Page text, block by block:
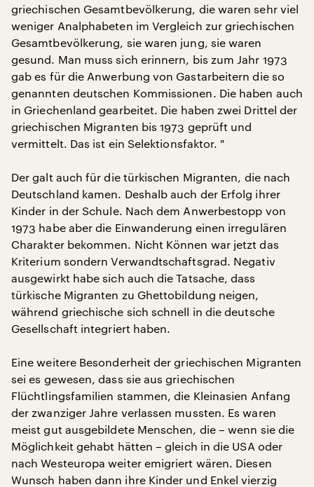
griechischen Gesamtbevölkerung, die waren sehr viel
weniger Analphabeten im Vergleich zur griechischen
Gesamtbevölkerung, sie waren jung, sie waren
gesund. Man muss sich erinnern, bis zum Jahr 1973
gab es für die Anwerbung von Gastarbeitern die so
genannten deutschen Kommissionen. Die haben auch
in Griechenland gearbeitet. Die haben zwei Drittel der
griechischen Migranten bis 1973 geprüft und
vermittelt. Das ist ein Selektionsfaktor. "
Der galt auch für die türkischen Migranten, die nach
Deutschland kamen. Deshalb auch der Erfolg ihrer
Kinder in der Schule. Nach dem Anwerbestopp von
1973 habe aber die Einwanderung einen irregulären
Charakter bekommen. Nicht Können war jetzt das
Kriterium sondern Verwandtschaftsgrad. Negativ
ausgewirkt habe sich auch die Tatsache, dass
türkische Migranten zu Ghettobildung neigen,
während griechische sich schnell in die deutsche
Gesellschaft integriert haben.
Eine weitere Besonderheit der griechischen Migranten
sei es gewesen, dass sie aus griechischen
Flüchtlingsfamilien stammen, die Kleinasien Anfang
der zwanziger Jahre verlassen mussten. Es waren
meist gut ausgebildete Menschen, die – wenn sie die
Möglichkeit gehabt hätten – gleich in die USA oder
nach Westeuropa weiter emigriert wären. Diesen
Wunsch haben dann ihre Kinder und Enkel vierzig